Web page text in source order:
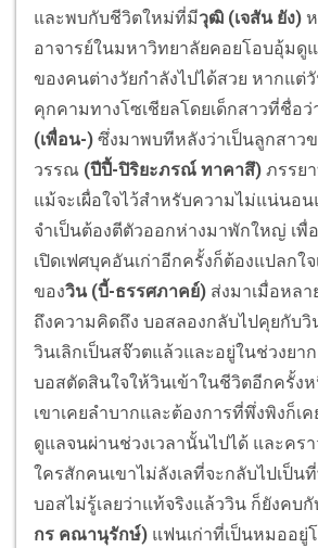
และพบกับชีวิตใหม่ที่มีวุฒิ (เจสัน ยัง)
อาจารย์ในมหาวิทยาลัยคอยโอบอุ้มดู
ของคนต่างวัยกำลังไปได้สวย หากแต่
คุกคามทางโซเชียลโดยเด็กสาวที่ชื่อว่
(เพื่อน-) ซึ่งมาพบทีหลังว่าเป็นลูกสาว
วรรณ (ปีปี้-ปิริยะภรณ์ ทาคาสึ) ภรรย
แม้จะเผื่อใจไว้สำหรับความไม่แน่นอ
จำเป็นต้องตีตัวออกห่างมาพักใหญ่ เพื่
เปิดเฟศบุคอันเก่าอีกครั้งก็ต้องแปลกใ
ของวิน (บี้-ธรรศภาคย์) ส่งมาเมื่อหล
ถึงความคิดถึง บอสลองกลับไปคุยกับ
วินเลิกเป็นสจ๊วตแล้วและอยู่ในช่วงยา
บอสตัดสินใจให้วินเข้าในชีวิตอีกครั้ง
เขาเคยลำบากและต้องการที่พึ่งพิงก็เ
ดูแลจนผ่านช่วงเวลานั้นไปได้ และคร
ใครสักคนเขาไม่ลังเลที่จะกลับไปเป็น
บอสไม่รู้เลยว่าแท้จริงแล้ววิน ก็ยังคบกั
กร คณานุรักษ์) แฟนเก่าที่เป็นหมออยู่